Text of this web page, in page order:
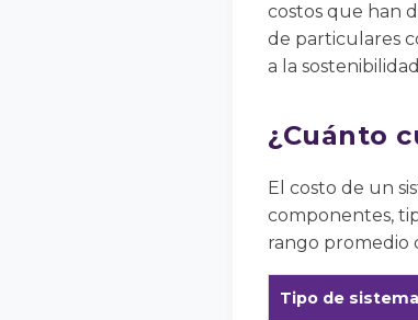
costos que han
de particulares
a la
¿Cuánto
El costo de un
componentes,
rango promedio
Tipo de sistema